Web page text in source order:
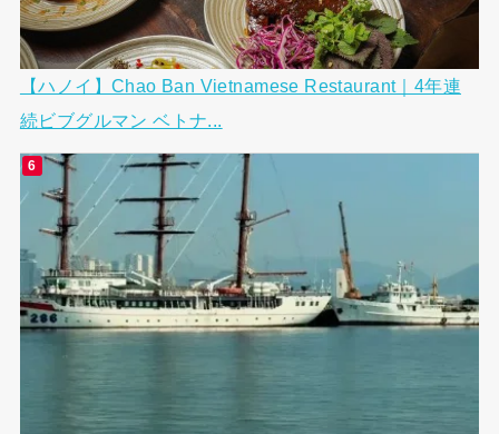
【ハノイ】Chao Ban Vietnamese Restaurant｜4年連
続ビブグルマン ベトナ...